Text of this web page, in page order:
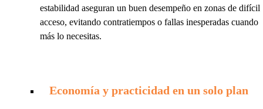
estabilidad aseguran un buen desempeño en zonas de difícil
acceso, evitando contratiempos o fallas inesperadas cuando
más lo necesitas.
Economía y practicidad en un solo plan